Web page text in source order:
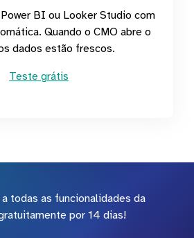
BI ou Looker Studio com
Quando o CMO abre o
dados estão frescos.
Teste grátis
todas as funcionalidades da
por 14 dias!